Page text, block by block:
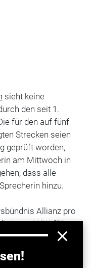
sieht keine
den seit 1.
für den auf fünf
Strecken seien
geprüft worden,
am Mittwoch in
dass alle
hinzu.
Allianz pro
Lang-LKW. "Die
der
sind für die Riesen-